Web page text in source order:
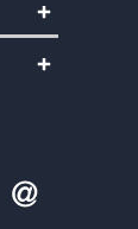
Abonnement